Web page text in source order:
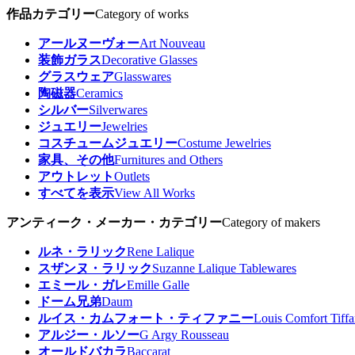
作品カテゴリーCategory of works
アールヌーヴォーArt Nouveau
装飾ガラスDecorative Glasses
グラスウェアGlasswares
陶磁器Ceramics
シルバーSilverwares
ジュエリーJewelries
コスチュームジュエリーCostume Jewelries
家具、その他Furnitures and Others
アウトレットOutlets
すべてを表示View All Works
アンティーク・メーカー・カテゴリーCategory of makers
ルネ・ラリックRene Lalique
スザンヌ・ラリックSuzanne Lalique Tablewares
エミール・ガレEmille Galle
ドーム兄弟Daum
ルイス・カムフォート・ティファニーLouis Comfort
アルジー・ルソーG Argy Rousseau
オールドバカラBaccarat